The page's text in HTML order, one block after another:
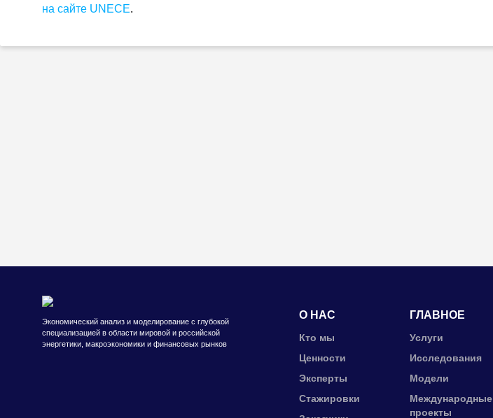
на сайте UNECE.
Экономический анализ и моделирование с глубокой
специализацией в области мировой и российской
энергетики, макроэкономики и финансовых рынков
О НАС
Кто мы
Ценности
Эксперты
Стажировки
ГЛАВНОЕ
Услуги
Исследования
Модели
Международные
проекты